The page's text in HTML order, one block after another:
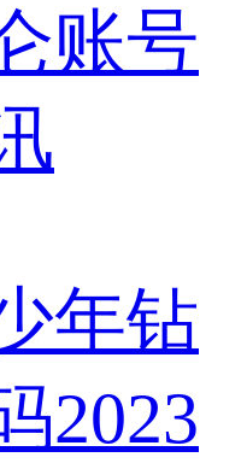
账号
年钻
2023